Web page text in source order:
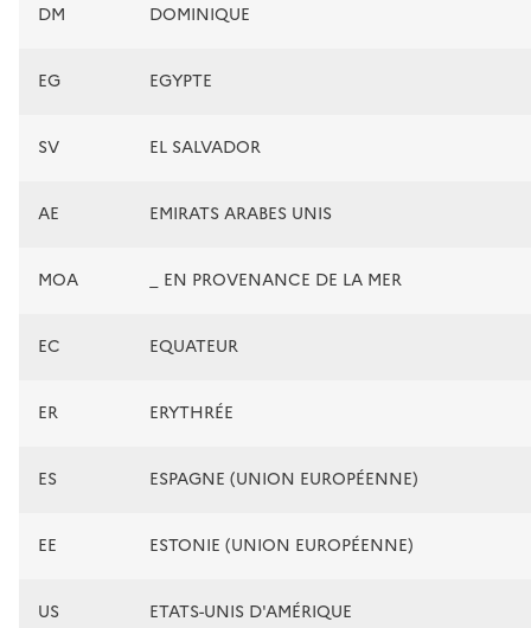
DM DOMINIQUE
EG EGYPTE
SV EL SALVADOR
AE EMIRATS ARABES UNIS
MOA _ EN PROVENANCE DE LA MER
EC EQUATEUR
ER ERYTHRÉE
ES ESPAGNE (UNION EUROPÉENNE)
EE ESTONIE (UNION EUROPÉENNE)
US ETATS-UNIS D'AMÉRIQUE